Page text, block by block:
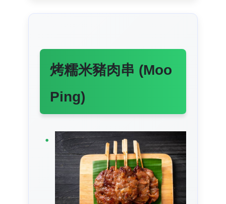
烤糯米豬肉串 (Moo
Ping)